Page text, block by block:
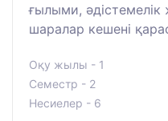
ғылыми,
шаралар кешені
Оқу жылы - 1
Семестр - 2
Несиелер - 6